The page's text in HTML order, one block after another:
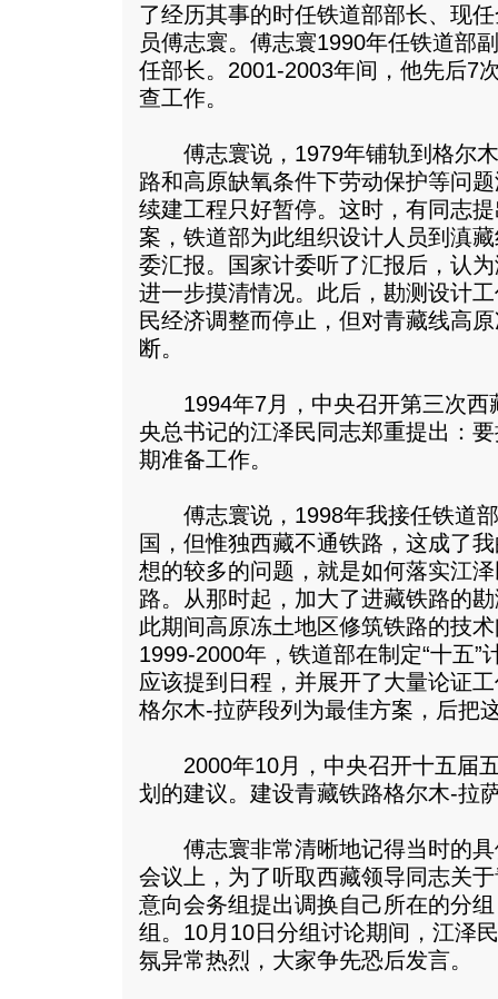
了经历其事的时任铁道部部长、现
员傅志寰。傅志寰1990年任铁道部
任部长。2001-2003年间，他先后7
查工作。
傅志寰说，1979年铺轨到格尔木
路和高原缺氧条件下劳动保护等问
续建工程只好暂停。这时，有同志
案，铁道部为此组织设计人员到滇
委汇报。国家计委听了汇报后，认
进一步摸清情况。此后，勘测设计
民经济调整而停止，但对青藏线高
断。
1994年7月，中央召开第三次西
央总书记的江泽民同志郑重提出：
期准备工作。
傅志寰说，1998年我接任铁道部
国，但惟独西藏不通铁路，这成了
想的较多的问题，就是如何落实江
路。从那时起，加大了进藏铁路的
此期间高原冻土地区修筑铁路的技
1999-2000年，铁道部在制定“十五”
应该提到日程，并展开了大量论证
格尔木-拉萨段列为最佳方案，后把
2000年10月，中央召开十五届五
划的建议。建设青藏铁路格尔木-拉
傅志寰非常清晰地记得当时的具
会议上，为了听取西藏领导同志关
意向会务组提出调换自己所在的分
组。10月10日分组讨论期间，江泽
氛异常热烈，大家争先恐后发言。